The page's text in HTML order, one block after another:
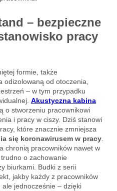
– bezpieczne
pracy
formie, także
odizolowaną od otoczenia,
– w tym przypadku
Akustyczna kabina
o stworzeniu pracownikowi
i pracy w ciszy. Dziś stanowi
które znacznie zmniejsza
się koronawirusem w pracy.
chronią pracowników nawet w
o zachowanie
biurkami. Budki z serii
jakby każdy z pracowników
ale jednocześnie – dzięki